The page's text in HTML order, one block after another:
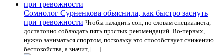
Сомнолог Сурненкова объяснила, как быстро заснуть
при тревожности Чтобы наладить сон, по словам специалиста,
достаточно соблюдать пять простых рекомендаций. Во-первых,
нужно заниматься спортом, поскольку это способствует снижению
беспокойства, а значит, […]